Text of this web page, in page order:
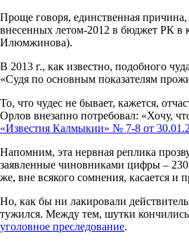
Проще говоря, единственная
внесенных летом-2012 в бюджет РК в
Илюмжинова).
В 2013 г., как известно, подобного
«Судя по основным показателям
То, что чудес не бывает, кажется,
Орлов внезапно потребовал: «Хочу,
«Известия Калмыкии» № 7-8 от
Напомним, эта нервная реплика
заявленные чиновниками цифры –
же, вне всякого сомнения, касается и
Но, как бы ни лакировали
тужился. Между тем, шутки
уголовное преследование.